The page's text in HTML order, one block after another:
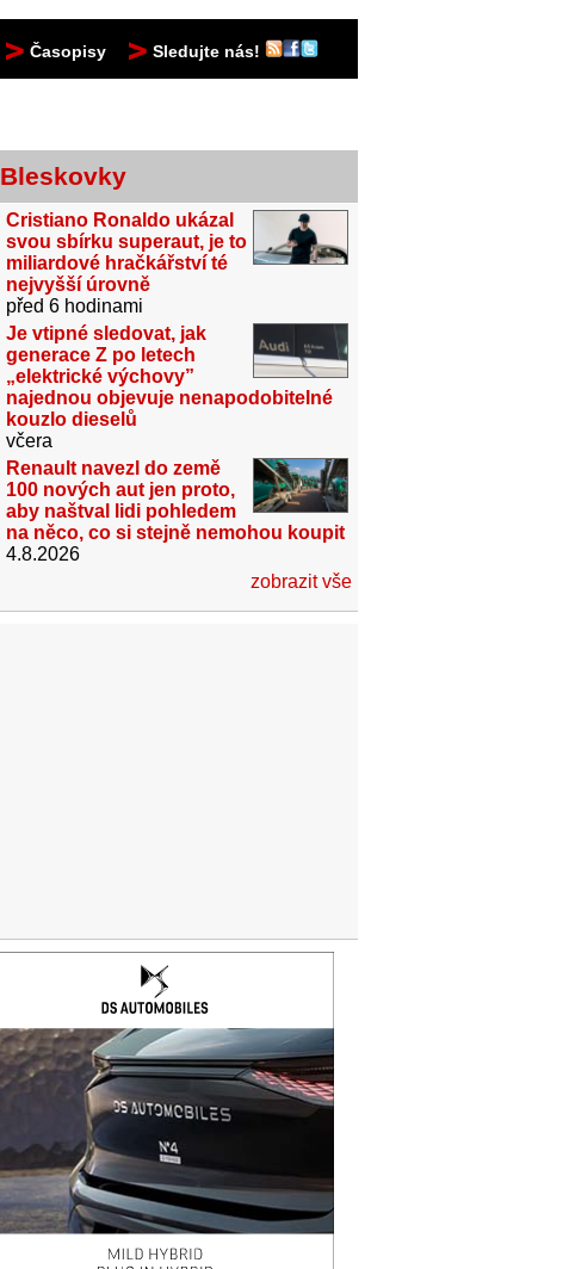
Časopisy Sledujte nás!
Bleskovky
Cristiano Ronaldo ukázal
svou sbírku superaut, je to
miliardové hračkářství té
nejvyšší úrovně
před 6 hodinami
Je vtipné sledovat, jak
generace Z po letech
„elektrické výchovy”
najednou objevuje nenapodobitelné
kouzlo dieselů
včera
Renault navezl do země
100 nových aut jen proto,
aby naštval lidi pohledem
na něco, co si stejně nemohou koupit
4.8.2026
zobrazit vše